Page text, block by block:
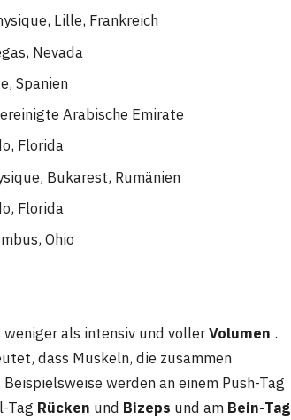
Lille, Frankreich
Nevada
Spanien
Arabische Emirate
Florida
Bukarest, Rumänien
Florida
Ohio
weniger als intensiv und vollerVolumen .
dass Muskeln, die zusammen
werden an einem Push-Tag
Tag Rücken und Bizeps und am Bein-Tag